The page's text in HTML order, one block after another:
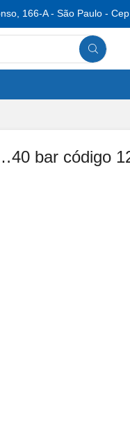
166-A - São Paulo -
bar código